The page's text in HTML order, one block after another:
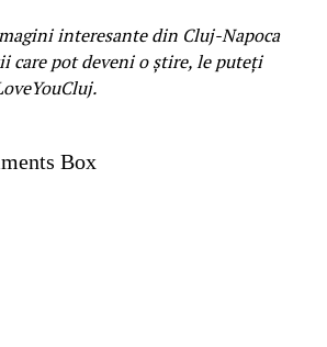
interesante din Cluj-Napoca
care pot deveni o știre, le puteți
Box